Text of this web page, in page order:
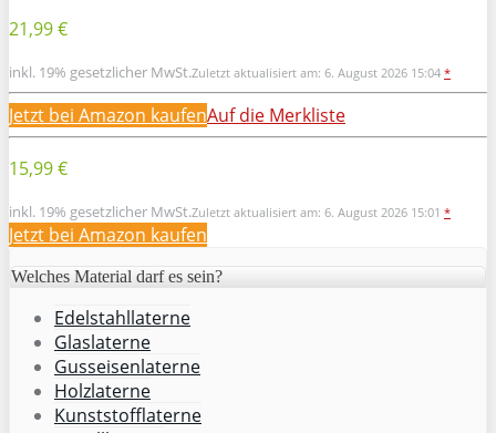
21,99 €
inkl. 19% gesetzlicher MwSt.Zuletzt aktualisiert am: 6. August 2026 15:04 *
Jetzt bei Amazon kaufenAuf die Merkliste
15,99 €
inkl. 19% gesetzlicher MwSt.Zuletzt aktualisiert am: 6. August 2026 15:01 *
Jetzt bei Amazon kaufen
Welches Material darf es sein?
Edelstahllaterne
Glaslaterne
Gusseisenlaterne
Holzlaterne
Kunststofflaterne